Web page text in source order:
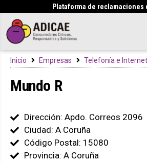
Plataforma de reclamaciones
Inicio Empresas Telefonía e Internet
Mundo R
Dirección: Apdo. Correos 2096
Ciudad: A Coruña
Código Postal: 15080
Provincia: A Coruña